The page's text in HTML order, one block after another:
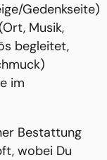
Gedenkseite)
Musik,
begleitet,
im
Bestattung
wobei Du